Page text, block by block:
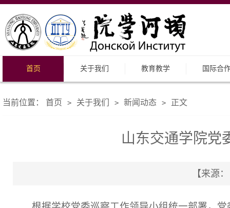
首页 关于我们 教育教学 国际合
当前位置： 首页 > 关于我们 > 新闻动态 > 正文
山东交通学院党
【来源